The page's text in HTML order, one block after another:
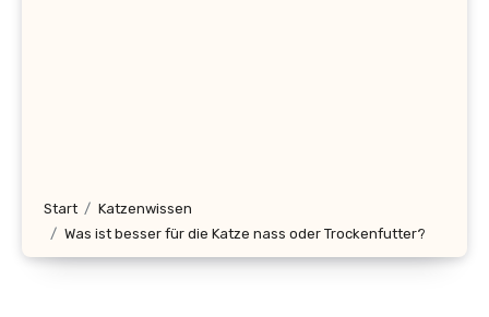
Start
Katzenwissen
Was ist besser für die Katze nass oder Trockenfutter?